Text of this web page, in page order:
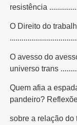
resistência
O Direito do
O avesso do
universo trans
Quem afia a
pandeiro?
sobre a relação do